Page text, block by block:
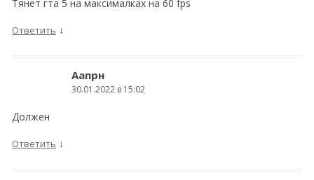
Тянет гта 5 на максималках на 60 fps
Ответить ↓
Аапрн
30.01.2022 в 15:02
Должен
Ответить ↓